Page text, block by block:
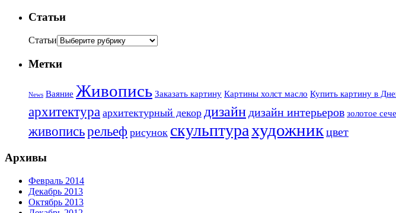
Статьи
Статьи
Метки
News Ваяние Живопись Заказать картину Картины холст масло Купить картину в
архитектура архитектурный декор дизайндизайн интерьеров золотое
живописьрельеф рисунок скульптурахудожникцвет
Архивы
Февраль 2014
Декабрь 2013
Октябрь 2013